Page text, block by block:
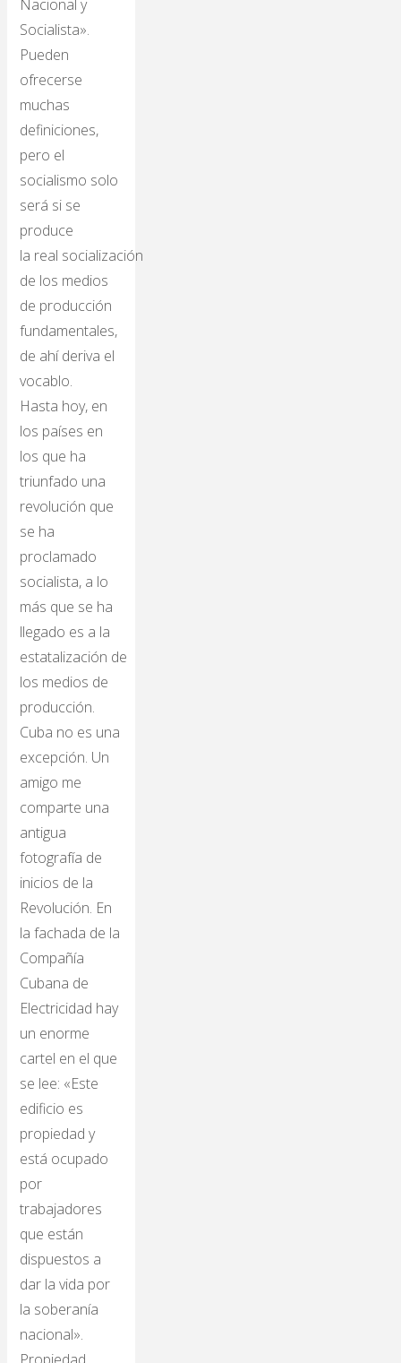
Nacional y
Socialista».
Pueden
ofrecerse
muchas
definiciones,
pero el
socialismo solo
será si se
produce
la real socialización
de los medios
de producción
fundamentales,
de ahí deriva el
vocablo.
Hasta hoy, en
los países en
los que ha
triunfado una
revolución que
se ha
proclamado
socialista, a lo
más que se ha
llegado es a la
estatalización de
los medios de
producción.
Cuba no es una
excepción. Un
amigo me
comparte una
antigua
fotografía de
inicios de la
Revolución. En
la fachada de la
Compañía
Cubana de
Electricidad hay
un enorme
cartel en el que
se lee: «Este
edificio es
propiedad y
está ocupado
por
trabajadores
que están
dispuestos a
dar la vida por
la soberanía
nacional».